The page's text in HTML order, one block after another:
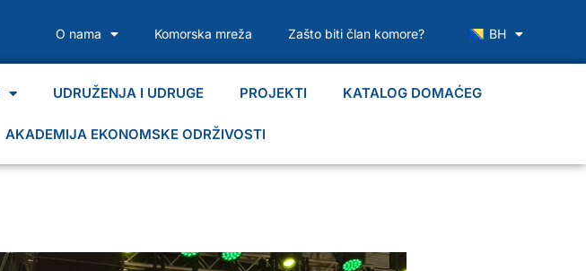
O nama Komorska mreža Zašto biti član komore? BH
UDRUŽENJA I UDRUGE PROJEKTI KATALOG DOMAĆEG
AKADEMIJA EKONOMSKE ODRŽIVOSTI